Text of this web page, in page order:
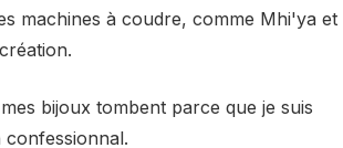
machines à coudre, comme Mhi'ya et
bijoux tombent parce que je suis
confessionnal.